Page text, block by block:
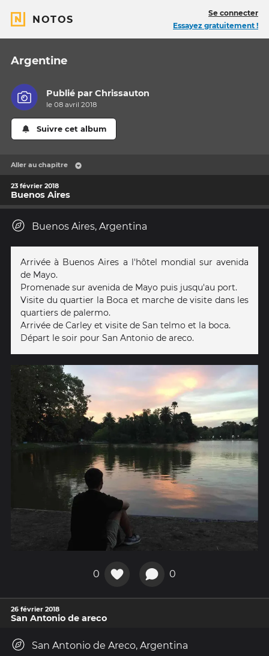
NOTOS
Se connecter
Essayez gratuitement !
Argentine
Publié parChrissauton
le 08 avril 2018
Suivre cet album
Aller au chapitre
23 février 2018
Buenos Aires
Buenos Aires, Argentina
Arrivée à Buenos Aires a l'hôtel mondial sur avenida
de Mayo.
Promenade sur avenida de Mayo puis jusqu'au port.
Visite du quartier la Boca et marche de visite dans les
quartiers de palermo.
Arrivée de Carley et visite de San telmo et la boca.
Départ le soir pour San Antonio de areco.
0 0
26 février 2018
San Antonio de areco
San Antonio de Areco, Argentina